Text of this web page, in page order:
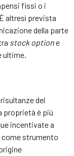
fissi o i
altresì prevista
della parte
stock optione
ultime.
del
proprietà è più
incentivate a
strumento